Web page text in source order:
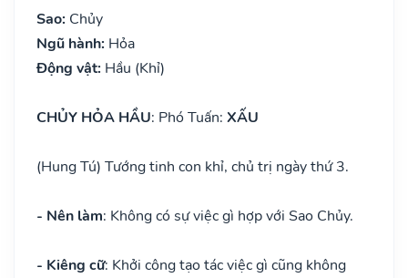
Sao: Chủy
Ngũ hành: Hỏa
Động vật: Hầu (Khỉ)
CHỦY HỎA HẦU: Phó Tuấn: XẤU
(Hung Tú) Tướng tinh con khỉ, chủ trị ngày thứ 3.
- Nên làm: Không có sự việc gì hợp với Sao Chủy.
- Kiêng cữ: Khởi công tạo tác việc gì cũng không